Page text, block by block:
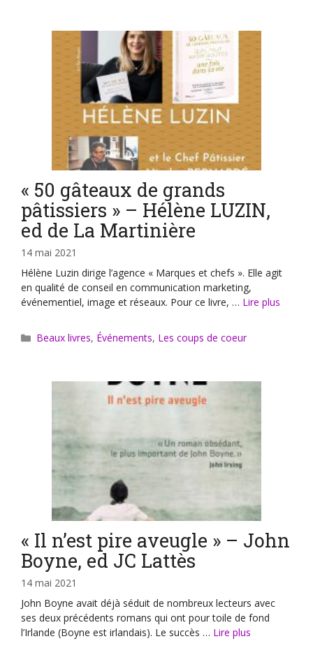
« 50 gâteaux de grands
pâtissiers » – Hélène LUZIN,
ed de La Martinière
14 mai 2021
Hélène Luzin dirige l’agence « Marques et chefs ». Elle agit
en qualité de conseil en communication marketing,
événementiel, image et réseaux. Pour ce livre, … Lire plus
Catégories
Beaux livres, Événements, Les coups de coeur
« Il n’est pire aveugle » – John
Boyne, ed JC Lattès
14 mai 2021
John Boyne avait déjà séduit de nombreux lecteurs avec
ses deux précédents romans qui ont pour toile de fond
l’Irlande (Boyne est irlandais). Le succès … Lire plus